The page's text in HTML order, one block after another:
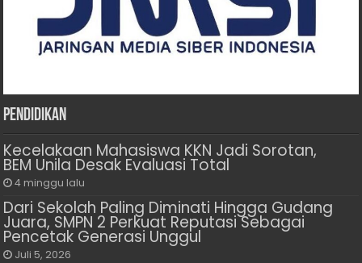
Pendidikan
Kecelakaan Mahasiswa KKN Jadi Sorotan,
BEM Unila Desak Evaluasi Total
4 minggu lalu
Dari Sekolah Paling Diminati Hingga Gudang
Juara, SMPN 2 Perkuat Reputasi Sebagai
Pencetak Generasi Unggul
Juli 5, 2026